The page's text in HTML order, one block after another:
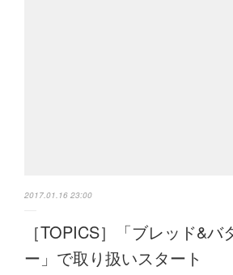
2017.01.16 23:00
［TOPICS］「ブレッド&バ
ー」で取り扱いスタート